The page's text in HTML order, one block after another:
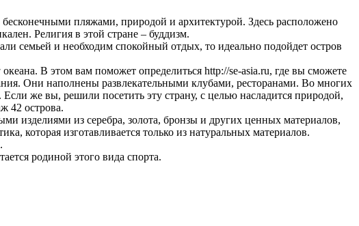
пляжами, природой и архитектурой. Здесь расположено
Религия в этой стране – буддизм.
семьей и необходим спокойный отдых, то идеально подойдет остров
В этом вам поможет определиться http://se-asia.ru, где вы сможете
Они наполнены развлекательными клубами, ресторанами. Во многих
же вы, решили посетить эту страну, с целью насладится природой,
42 острова.
изделиями из серебра, золота, бронзы и других ценных материалов,
которая изготавливается только из натуральных материалов.
родиной этого вида спорта.